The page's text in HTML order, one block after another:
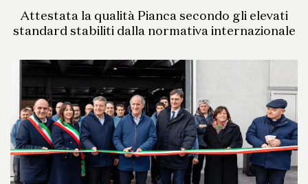
Attestata la qualità Pianca secondo gli elevati
standard stabiliti dalla normativa internazionale